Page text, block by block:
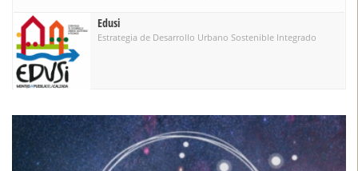
Edusi
Estrategia de Desarrollo Urbano Sostenible Integrado